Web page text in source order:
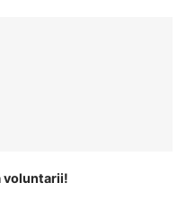
voluntarii!